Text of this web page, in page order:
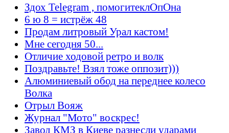
Здох Telegram , помогитеклОпОна
6 ю 8 = истрёж 48
Продам литровый Урал кастом!
Мне сегодня 50...
Отличие ходовой ретро и волк
Поздравьте! Взял тоже оппозит)))
Алюминиевый обод на переднее колесо
Волка
Отрыл Вояж
Журнал "Мото" воскрес!
Завод КМЗ в Киеве разнесли ударами